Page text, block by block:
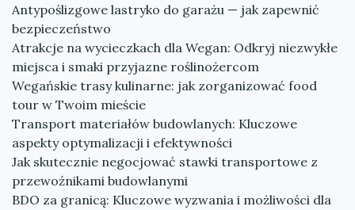
Antypoślizgowe lastryko do garażu — jak zapewnić
bezpieczeństwo
Atrakcje na wycieczkach dla Wegan: Odkryj niezwykłe
miejsca i smaki przyjazne roślinożercom
Wegańskie trasy kulinarne: jak zorganizować food
tour w Twoim mieście
Transport materiałów budowlanych: Kluczowe
aspekty optymalizacji i efektywności
Jak skutecznie negocjować stawki transportowe z
przewoźnikami budowlanymi
BDO za granicą: Kluczowe wyzwania i możliwości dla